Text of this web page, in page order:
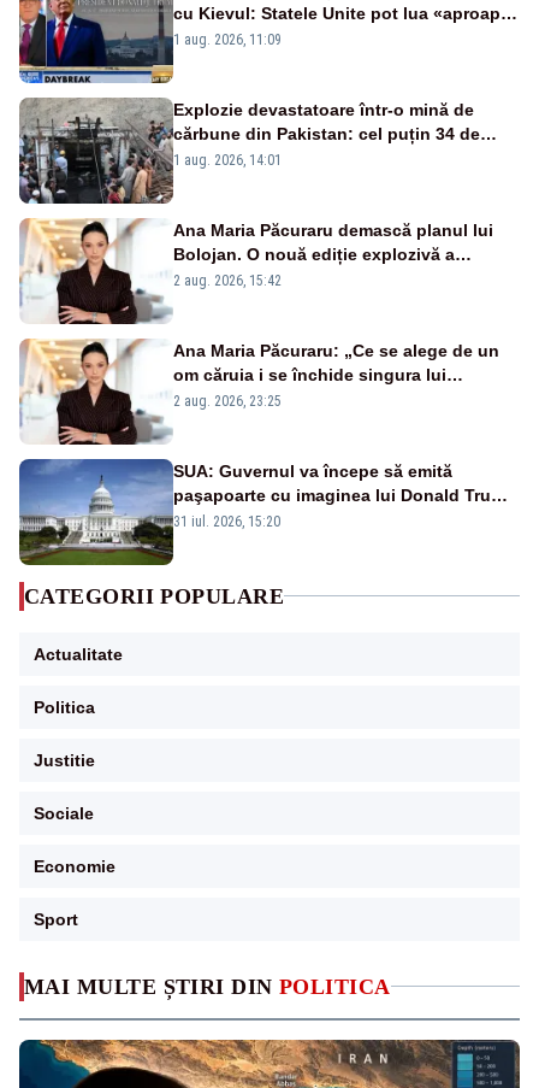
MAI MULTE ȘTIRI DIN POLITICA
cu Kievul: Statele Unite pot lua «aproape
tot ce vor» din minele Ucrainei”
1 aug. 2026, 11:09
Explozie devastatoare într-o mină de
cărbune din Pakistan: cel puțin 34 de
morți - VIDEO
1 aug. 2026, 14:01
Ana Maria Păcuraru demască planul lui
Bolojan. O nouă ediție explozivă a
emisiunii „Miza Zilei” la Realitatea PLUS
2 aug. 2026, 15:42
Ana Maria Păcuraru: „Ce se alege de un
om căruia i se închide singura lui
portiță?”
2 aug. 2026, 23:25
SUA: Guvernul va începe să emită
paşapoarte cu imaginea lui Donald Trump
începând cu 8 august
31 iul. 2026, 15:20
CATEGORII POPULARE
Actualitate
Politica
Justitie
Sociale
Economie
Sport